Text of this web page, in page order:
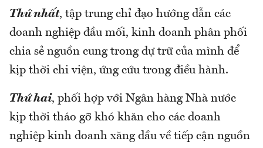
Thứ nhất, tập trung chỉ đạo hướng dẫn các
doanh nghiệp đầu mối, kinh doanh phân phối
chia sẻ nguồn cung trong dự trữ của mình để
kịp thời chi viện, ứng cứu trong điều hành.
Thứ hai, phối hợp với Ngân hàng Nhà nước
kịp thời tháo gỡ khó khăn cho các doanh
nghiệp kinh doanh xăng dầu về tiếp cận nguồn